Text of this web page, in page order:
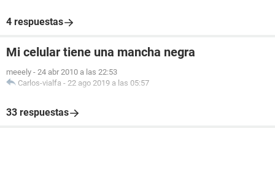
4 respuestas
Mi celular tiene una mancha negra
meeely - 24 abr 2010 a las 22:53
Carlos-vialfa - 22 ago 2019 a las 05:57
33 respuestas